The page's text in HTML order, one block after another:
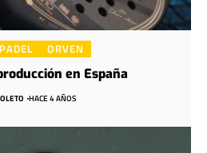
ORVEN
en España
HACE 4 AÑOS